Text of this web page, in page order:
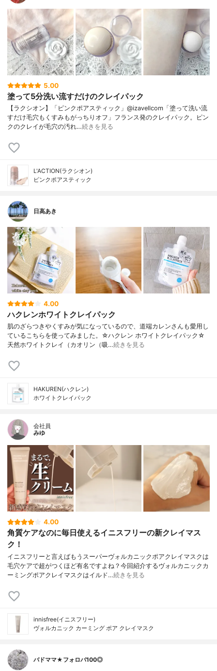
5.00
塗って5分洗い流すだけのクレイパック
【ラクシオン】「ピンクポアスティック」@izavellcom「塗って洗い流
すだけ毛穴もくすみもがっちりオフ」フランス発のクレイパック。ピン
クのクレイが毛穴の汚れ…続きを見る
L'ACTION(ラクシオン)
ピンクポアスティック
日高あき
4.00
ハクレンホワイトクレイパック
肌のざらつきやくすみが気になっているので、道端カレンさんも愛用し
ているこちらを使ってみました。☆ハクレン ホワイトクレイパック☆
天然ホワイトクレイ（カオリン（吸…続きを見る
HAKUREN(ハクレン)
ホワイトクレイパック
会社員
みゆ
4.00
角質ケアなのに毎日使えるイニスフリーの新クレイマス
ク！
イニスフリーと言えばもうスーパーヴォルカニックポアクレイマスクは
毛穴ケアで超がつくほど有名ですよね？今回紹介するヴォルカニックカ
ーミングポアクレイマスクはイルド…続きを見る
innisfree(イニスフリー)
ヴォルカニック カーミング ポア クレイマスク
バドママ★フォロバ100◎